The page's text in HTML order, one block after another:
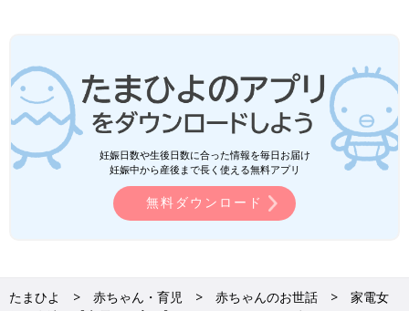
妊娠日数や生後日数に合った情報を毎日お届け
妊娠中から産後まで長く使える無料アプリ
無料ダウンロード
たまひよ 赤ちゃん・育児 赤ちゃんのお世話
家電女